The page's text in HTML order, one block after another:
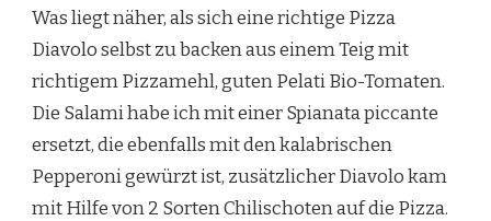
Was liegt näher, als sich eine richtige Pizza
Diavolo selbst zu backen aus einem Teig mit
richtigem Pizzamehl, guten Pelati Bio-Tomaten.
Die Salami habe ich mit einer Spianata piccante
ersetzt, die ebenfalls mit den kalabrischen
Pepperoni gewürzt ist, zusätzlicher Diavolo kam
mit Hilfe von 2 Sorten Chilischoten auf die Pizza.